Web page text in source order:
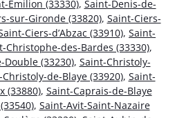
Émilion (33330), Saint-Denis-de-
sur-Gironde (33820), Saint-Ciers-
Ciers-d’Abzac (33910), Saint-
Christophe-des-Bardes (33330),
(33230), Saint-Christoly-
de-Blaye (33920), Saint-
(33880), Saint-Caprais-de-Blaye
, Saint-Avit-Saint-Nazaire